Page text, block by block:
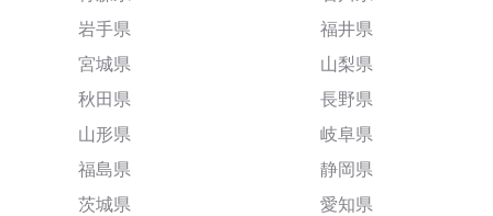
岩手県
宮城県
秋田県
山形県
福島県
茨城県
福井県
山梨県
長野県
岐阜県
静岡県
愛知県